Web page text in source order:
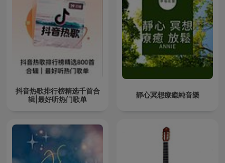
抖音热歌排行榜精选千首合
辑|最好听热门歌单
靜心冥想療癒純音樂